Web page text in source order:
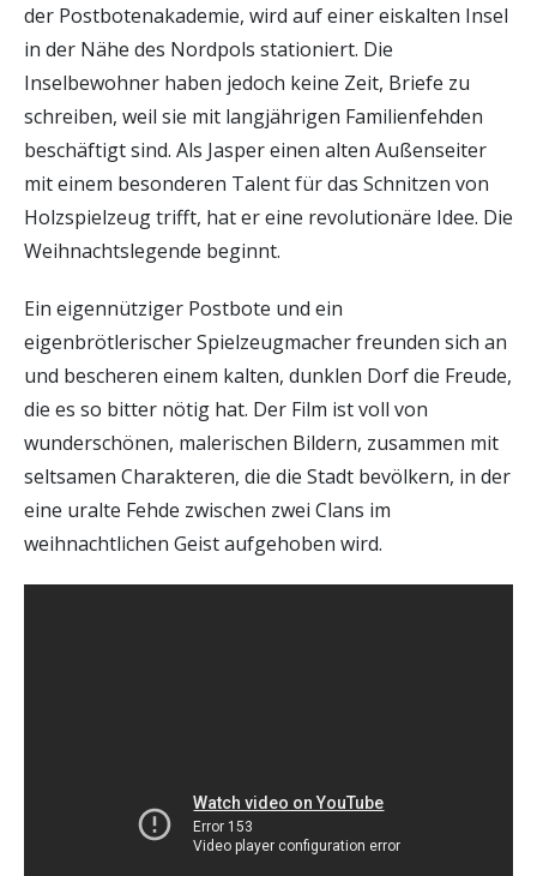
der Postbotenakademie, wird auf einer eiskalten Insel
in der Nähe des Nordpols stationiert. Die
Inselbewohner haben jedoch keine Zeit, Briefe zu
schreiben, weil sie mit langjährigen Familienfehden
beschäftigt sind. Als Jasper einen alten Außenseiter
mit einem besonderen Talent für das Schnitzen von
Holzspielzeug trifft, hat er eine revolutionäre Idee. Die
Weihnachtslegende beginnt.
Ein eigennütziger Postbote und ein
eigenbrötlerischer Spielzeugmacher freunden sich an
und bescheren einem kalten, dunklen Dorf die Freude,
die es so bitter nötig hat. Der Film ist voll von
wunderschönen, malerischen Bildern, zusammen mit
seltsamen Charakteren, die die Stadt bevölkern, in der
eine uralte Fehde zwischen zwei Clans im
weihnachtlichen Geist aufgehoben wird.